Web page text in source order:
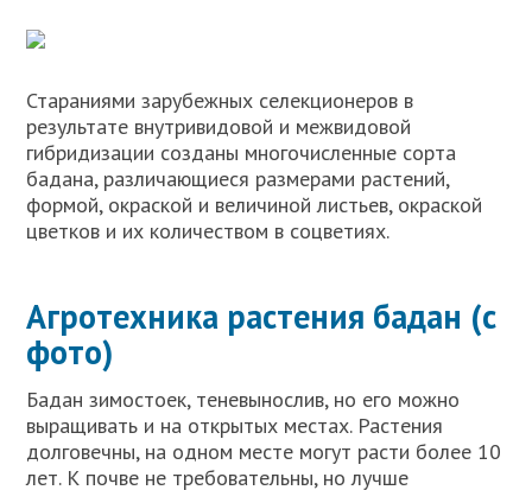
Стараниями зарубежных селекционеров в
результате внутривидовой и межвидовой
гибридизации созданы многочисленные сорта
бадана, различающиеся размерами растений,
формой, окраской и величиной листьев, окраской
цветков и их количеством в соцветиях.
Агротехника растения бадан (с
фото)
Бадан зимостоек, теневынослив, но его можно
выращивать и на открытых местах. Растения
долговечны, на одном месте могут расти более 10
лет. К почве не требовательны, но лучше